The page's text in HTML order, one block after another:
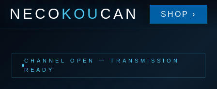
NECO KOU CAN SHOP ›
CHANNEL OPEN — TRANSMISSION
READY